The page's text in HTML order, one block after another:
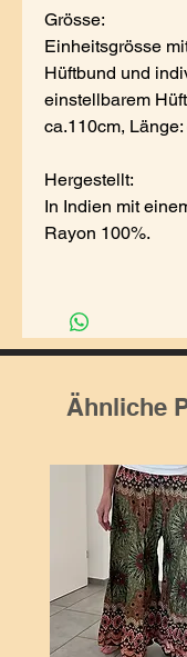
Grösse:
Einheitsgrösse
Hüftbund und
einstellbarem
ca.110cm, Länge:
Hergestellt:
In Indien mit
Rayon 100%.
Ähnliche